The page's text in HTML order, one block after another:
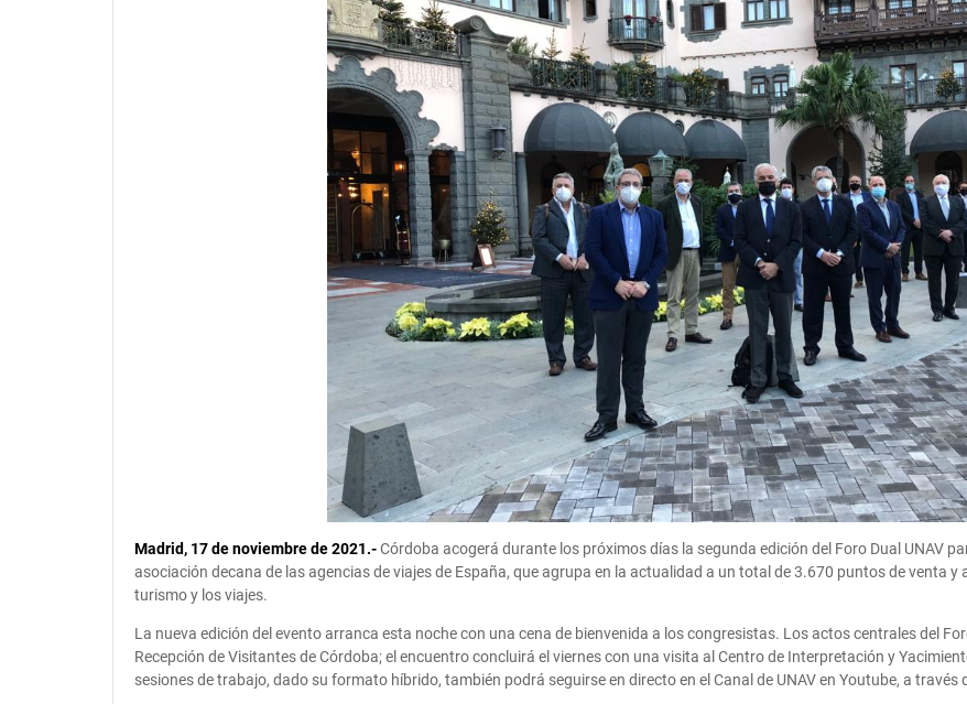
Madrid, 17 de noviembre de 2021.-Córdoba acogerá durante los próximos días la segunda edición del Foro Dual UNAV
asociación decana de las agencias de viajes de España, que agrupa en la actualidad a un total de 3.670 puntos de venta y
turismo y los viajes.
La nueva edición del evento arranca esta noche con una cena de bienvenida a los congresistas. Los actos centrales del
Recepción de Visitantes de Córdoba; el encuentro concluirá el viernes con una visita al Centro de Interpretación y
sesiones de trabajo, dado su formato híbrido, también podrá seguirse en directo en el Canal de UNAV en Youtube, a través